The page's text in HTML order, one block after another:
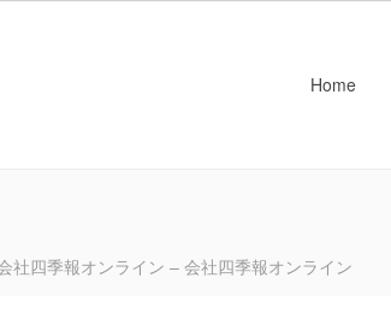
Home
社四季報オンライン – 会社四季報オンライン